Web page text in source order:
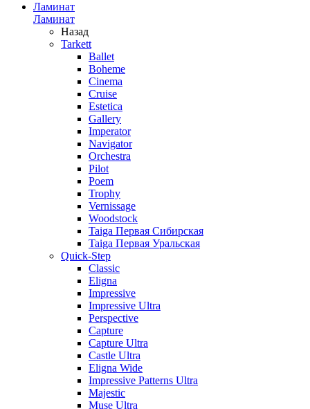
Ламинат
Ламинат
Назад
Tarkett
Ballet
Boheme
Cinema
Cruise
Estetica
Gallery
Imperator
Navigator
Orchestra
Pilot
Poem
Trophy
Vernissage
Woodstock
Taiga Первая Сибирская
Taiga Первая Уральская
Quick-Step
Classic
Eligna
Impressive
Impressive Ultra
Perspective
Capture
Capture Ultra
Castle Ultra
Eligna Wide
Impressive Patterns Ultra
Majestic
Muse Ultra